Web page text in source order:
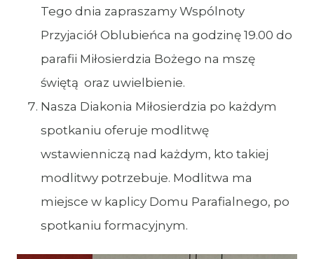
Tego dnia zapraszamy Wspólnoty
Przyjaciół Oblubieńca na godzinę 19.00 do
parafii Miłosierdzia Bożego na mszę
świętą oraz uwielbienie.
Nasza Diakonia Miłosierdzia po każdym
spotkaniu oferuje modlitwę
wstawienniczą nad każdym, kto takiej
modlitwy potrzebuje. Modlitwa ma
miejsce w kaplicy Domu Parafialnego, po
spotkaniu formacyjnym.